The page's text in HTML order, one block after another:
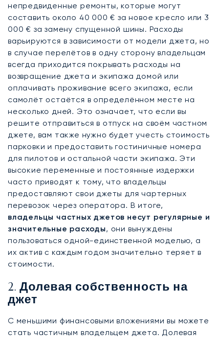
непредвиденные ремонты, которые могут
составить около 40 000 € за новое кресло или 3
000 € за замену спущенной шины. Расходы
варьируются в зависимости от модели джета, но
в случае перелётов в одну сторону владельцам
всегда приходится покрывать расходы на
возвращение джета и экипажа домой или
оплачивать проживание всего экипажа, если
самолёт остаётся в определённом месте на
несколько дней. Это означает, что если вы
решите отправиться в отпуск на своём частном
джете, вам также нужно будет учесть стоимость
парковки и предоставить гостиничные номера
для пилотов и остальной части экипажа. Эти
высокие переменные и постоянные издержки
часто приводят к тому, что владельцы
предоставляют свои джеты для чартерных
перевозок через оператора. В итоге,
владельцы частных джетов несут регулярные и
значительные расходы, они вынуждены
пользоваться одной-единственной моделью, а
их актив с каждым годом значительно теряет в
стоимости.
2. Долевая собственность на
джет
С меньшими финансовыми вложениями вы можете
стать частичным владельцем джета. Долевая